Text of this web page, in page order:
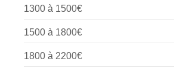
1300 à 1500€
1500 à 1800€
1800 à 2200€